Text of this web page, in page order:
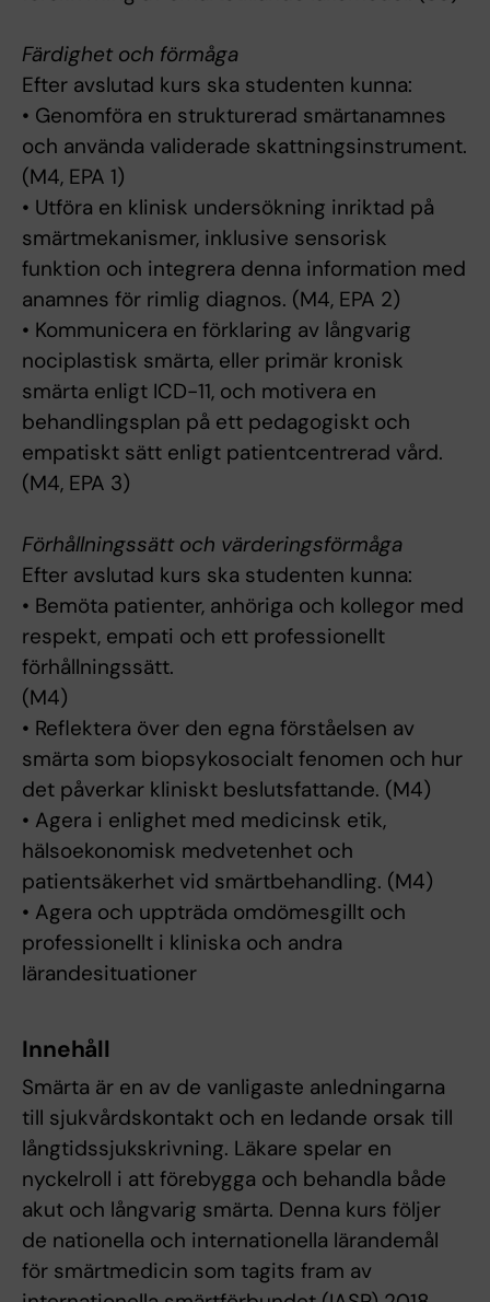
Färdighet och förmåga
Efter avslutad kurs ska studenten kunna:
• Genomföra en strukturerad smärtanamnes
och använda validerade skattningsinstrument.
(M4, EPA 1)
• Utföra en klinisk undersökning inriktad på
smärtmekanismer, inklusive sensorisk
funktion och integrera denna information med
anamnes för rimlig diagnos. (M4, EPA 2)
• Kommunicera en förklaring av långvarig
nociplastisk smärta, eller primär kronisk
smärta enligt ICD-11, och motivera en
behandlingsplan på ett pedagogiskt och
empatiskt sätt enligt patientcentrerad vård.
(M4, EPA 3)
Förhållningssätt och värderingsförmåga
Efter avslutad kurs ska studenten kunna:
• Bemöta patienter, anhöriga och kollegor med
respekt, empati och ett professionellt
förhållningssätt.
(M4)
• Reflektera över den egna förståelsen av
smärta som biopsykosocialt fenomen och hur
det påverkar kliniskt beslutsfattande. (M4)
• Agera i enlighet med medicinsk etik,
hälsoekonomisk medvetenhet och
patientsäkerhet vid smärtbehandling. (M4)
• Agera och uppträda omdömesgillt och
professionellt i kliniska och andra
lärandesituationer
Innehåll
Smärta är en av de vanligaste anledningarna
till sjukvårdskontakt och en ledande orsak till
långtidssjukskrivning. Läkare spelar en
nyckelroll i att förebygga och behandla både
akut och långvarig smärta. Denna kurs följer
de nationella och internationella lärandemål
för smärtmedicin som tagits fram av